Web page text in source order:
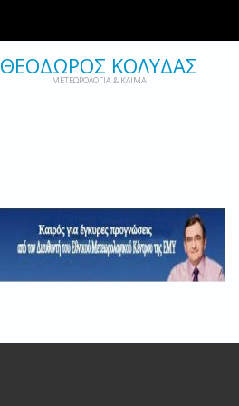
ΘΕΟΔΩΡΟΣ ΚΟΛΥΔΑΣ
ΜΕΤΕΩΡΟΛΟΓΙΑ & ΚΛΙΜΑ